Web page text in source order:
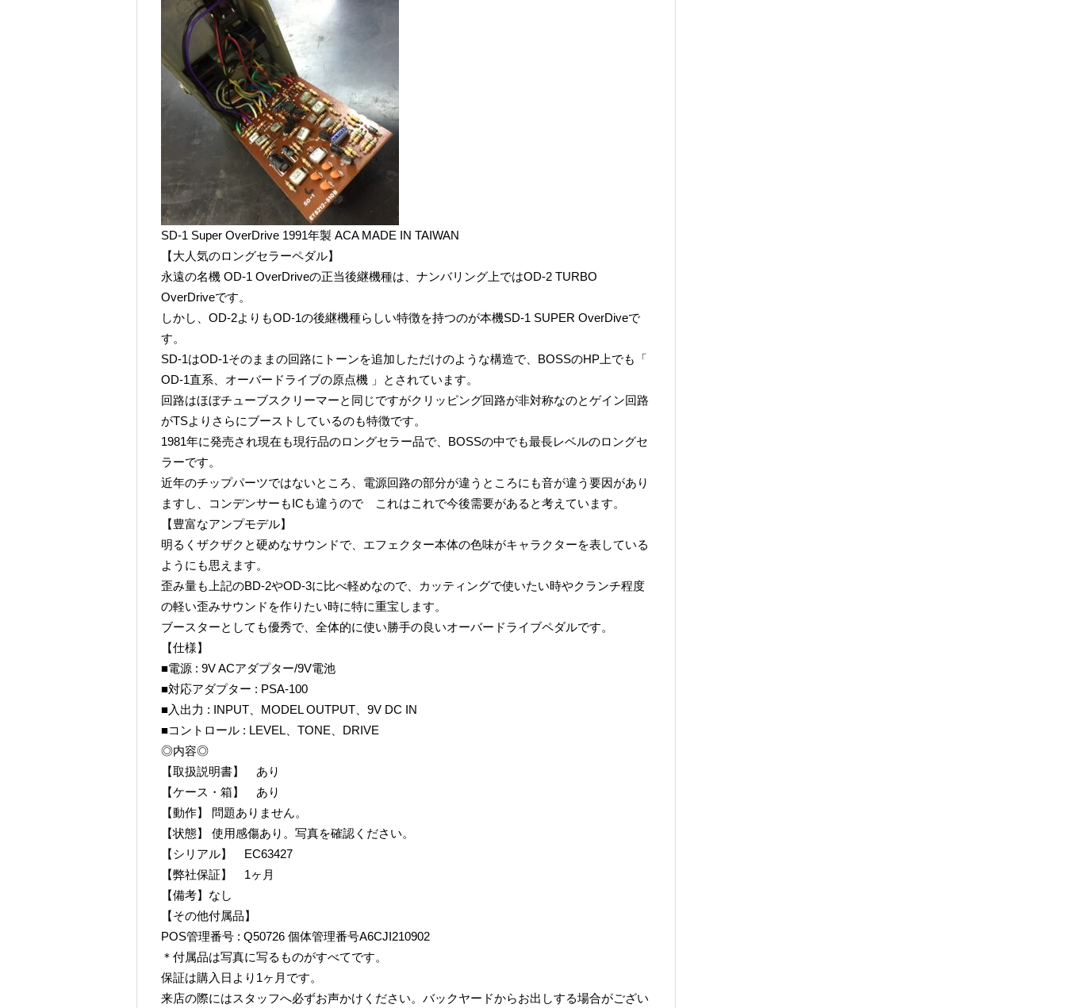
SD-1 Super OverDrive 1991年製 ACA MADE IN TAIWAN
【大人気のロングセラーペダル】
永遠の名機 OD-1 OverDriveの正当後継機種は、ナンバリング上ではOD-2 TURBO
OverDriveです。
しかし、OD-2よりもOD-1の後継機種らしい特徴を持つのが本機SD-1 SUPER OverDiveで
す。
SD-1はOD-1そのままの回路にトーンを追加しただけのような構造で、BOSSのHP上でも「
OD-1直系、オーバードライブの原点機 」とされています。
回路はほぼチューブスクリーマーと同じですがクリッピング回路が非対称なのとゲイン回路
がTSよりさらにブーストしているのも特徴です。
1981年に発売され現在も現行品のロングセラー品で、BOSSの中でも最長レベルのロングセ
ラーです。
近年のチップパーツではないところ、電源回路の部分が違うところにも音が違う要因があり
ますし、コンデンサーもICも違うので これはこれで今後需要があると考えています。
【豊富なアンプモデル】
明るくザクザクと硬めなサウンドで、エフェクター本体の色味がキャラクターを表している
ようにも思えます。
歪み量も上記のBD-2やOD-3に比べ軽めなので、カッティングで使いたい時やクランチ程度
の軽い歪みサウンドを作りたい時に特に重宝します。
ブースターとしても優秀で、全体的に使い勝手の良いオーバードライブペダルです。
【仕様】
■電源 : 9V ACアダプター/9V電池
■対応アダプター : PSA-100
■入出力 : INPUT、MODEL OUTPUT、9V DC IN
■コントロール : LEVEL、TONE、DRIVE
◎内容◎
【取扱説明書】 あり
【ケース・箱】 あり
【動作】 問題ありません。
【状態】 使用感傷あり。写真を確認ください。
【シリアル】 EC63427
【弊社保証】 1ヶ月
【備考】なし
【その他付属品】
POS管理番号 : Q50726 個体管理番号A6CJI210902
＊付属品は写真に写るものがすべてです。
保証は購入日より1ヶ月です。
来店の際にはスタッフへ必ずお声かけください。バックヤードからお出しする場合がござい